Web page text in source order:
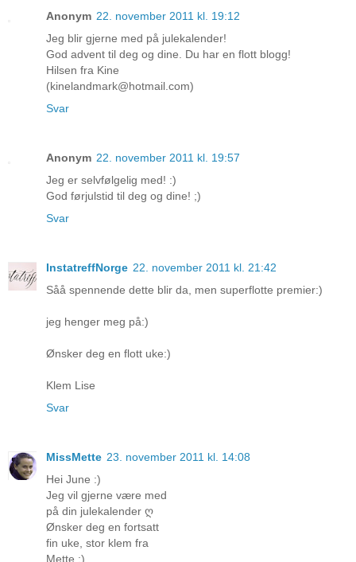
Anonym 22. november 2011 kl. 19:12
Jeg blir gjerne med på julekalender!
God advent til deg og dine. Du har en flott blogg!
Hilsen fra Kine
(kinelandmark@hotmail.com)
Svar
Anonym 22. november 2011 kl. 19:57
Jeg er selvfølgelig med! :)
God førjulstid til deg og dine! ;)
Svar
InstatreffNorge 22. november 2011 kl. 21:42
Såå spennende dette blir da, men superflotte premier:)
jeg henger meg på:)
Ønsker deg en flott uke:)
Klem Lise
Svar
MissMette 23. november 2011 kl. 14:08
Hei June :)
Jeg vil gjerne være med
på din julekalender ღ
Ønsker deg en fortsatt
fin uke, stor klem fra
Mette :)